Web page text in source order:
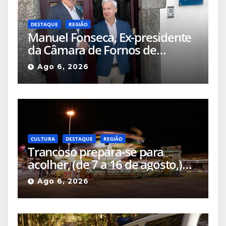
DESTAQUE REGIÃO
Manuel Fonseca, Ex-presidente
da Câmara de Fornos de
Algodres foi nomeado Diretor
Delegado APAL-SIM (Águas
Públicas em Altitude, Serviços
Intermunicipalizados)
Ago 6, 2026
CULTURA DESTAQUE REGIÃO
Trancoso prepara-se para
acolher, (de 7 a 16 de agosto,)
mais uma edição da Feira de
São Bartolomeu, a feira franca
mais antiga do país
Ago 6, 2026